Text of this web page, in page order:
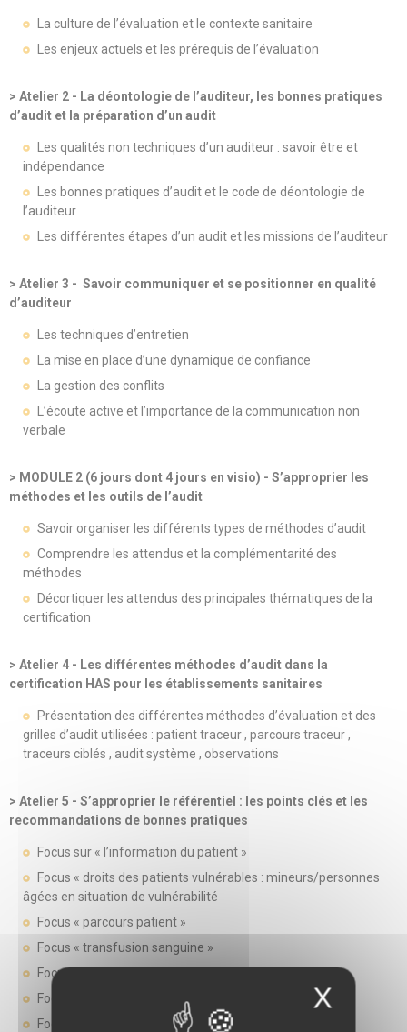
La culture de l’évaluation et le contexte sanitaire
Les enjeux actuels et les prérequis de l’évaluation
> Atelier 2 - La déontologie de l’auditeur, les bonnes pratiques
d’audit et la préparation d’un audit
Les qualités non techniques d’un auditeur : savoir être et
indépendance
Les bonnes pratiques d’audit et le code de déontologie de
l’auditeur
Les différentes étapes d’un audit et les missions de l’auditeur
> Atelier 3 - Savoir communiquer et se positionner en qualité
d’auditeur
Les techniques d’entretien
La mise en place d’une dynamique de confiance
La gestion des conflits
L’écoute active et l’importance de la communication non
verbale
> MODULE 2 (6 jours dont 4 jours en visio) - S’approprier les
méthodes et les outils de l’audit
Savoir organiser les différents types de méthodes d’audit
Comprendre les attendus et la complémentarité des
méthodes
Décortiquer les attendus des principales thématiques de la
certification
> Atelier 4 - Les différentes méthodes d’audit dans la
certification HAS pour les établissements sanitaires
Présentation des différentes méthodes d’évaluation et des
grilles d’audit utilisées : patient traceur , parcours traceur ,
traceurs ciblés , audit système , observations
> Atelier 5 - S’approprier le référentiel : les points clés et les
recommandations de bonnes pratiques
Focus sur « l’information du patient »
Focus « droits des patients vulnérables : mineurs/personnes
âgées en situation de vulnérabilité
Focus « parcours patient »
Focus « transfusion sanguine »
Focus « prise en charge médicamenteuse »
Focus « urgences vitales »
Focus « spécificités secteurs d’activités »
X